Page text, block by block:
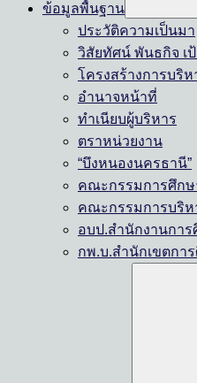
ข้อมูลพื้นฐาน
ประวัติความเป็นมา
วิสัยทัศน์ พันธกิจ เ
โครงสร้างการบริห
อำนาจหน้าที่
ทำเนียบผู้บริหาร
ตราหน่วยงาน
“บึงหนองนครธานี”
คณะกรรมการศึกษ
คณะกรรมการบริห
อบป.สำนักงานกา
กพ.บ.สำนักเขตกา